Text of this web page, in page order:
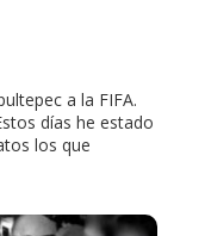
a la FIFA.
días he estado
los que